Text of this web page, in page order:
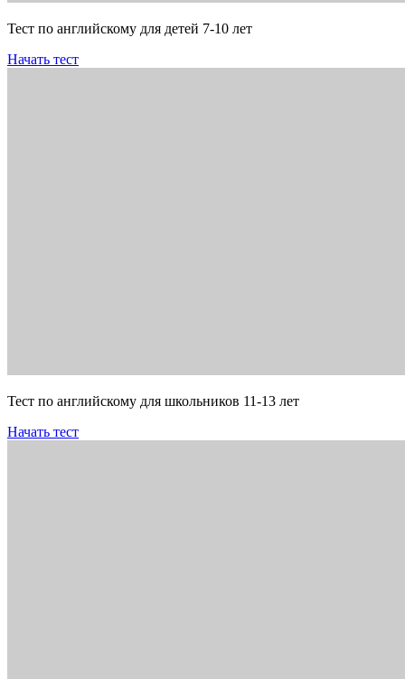
Тест по английскому для детей 7-10 лет
Начать тест
Тест по английскому для школьников 11-13 лет
Начать тест